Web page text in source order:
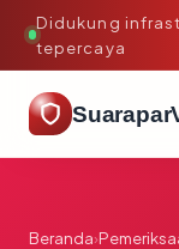
Didukung
tepercaya
Beranda›